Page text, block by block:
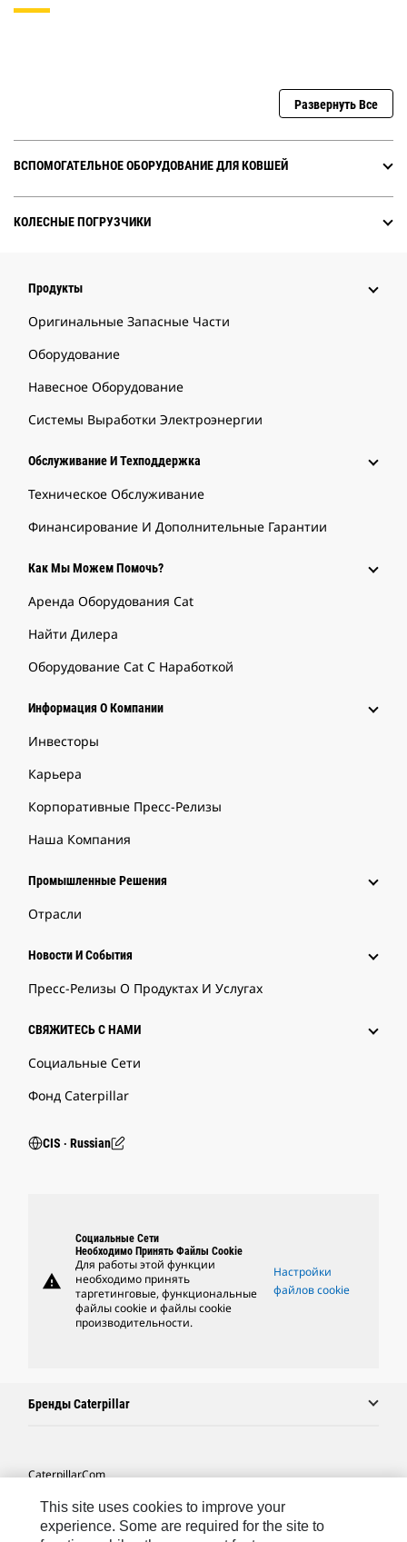
Развернуть Все
ВСПОМОГАТЕЛЬНОЕ ОБОРУДОВАНИЕ ДЛЯ КОВШЕЙ
КОЛЕСНЫЕ ПОГРУЗЧИКИ
Продукты
Оригинальные Запасные Части
Оборудование
Навесное Оборудование
Системы Выработки Электроэнергии
Обслуживание И Техподдержка
Техническое Обслуживание
Финансирование И Дополнительные Гарантии
Как Мы Можем Помочь?
Аренда Оборудования Cat
Найти Дилера
Оборудование Cat С Наработкой
Информация О Компании
Инвесторы
Карьера
Корпоративные Пресс-Релизы
Наша Компания
Промышленные Решения
Отрасли
Новости И События
Пресс-Релизы О Продуктах И Услугах
СВЯЖИТЕСЬ С НАМИ
Социальные Сети
Фонд Caterpillar
CIS ‧ Russian
warning
Социальные Сети
Необходимо Принять Файлы Cookie
Для работы этой функции
необходимо принять
таргетинговые, функциональные
файлы cookie и файлы cookie
производительности.
Настройки
файлов cookie
Бренды Caterpillar
Caterpillar.com
Связаться С Caterpillar
Карта Сайта
This site uses cookies to improve your
experience. Some are required for the site to